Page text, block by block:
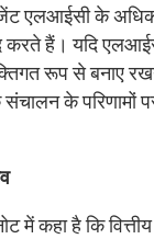
एलआईसी के
करते हैं। यदि
रूप से बनाए
के परिणामों
में कहा है कि